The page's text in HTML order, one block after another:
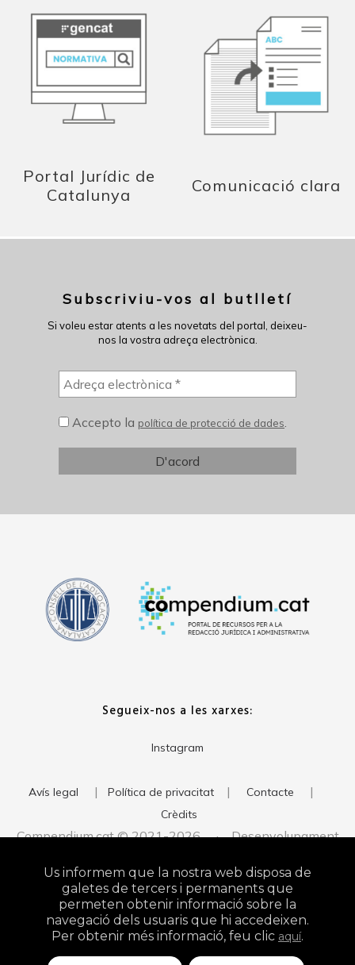
Portal Jurídic de
Catalunya
Comunicació clara
Subscriviu-vos al butlletí
Si voleu estar atents a les novetats del portal, deixeu-
nos la vostra adreça electrònica.
Accepto la política de protecció de dades.
Segueix-nos a les xarxes:
Instagram
Avís legal | Política de privacitat | Contacte |
Crèdits
Compendium.cat © 2021-2026 · Desenvolupament
Studio
Us informem que la nostra web disposa de
galetes de tercers i permanents que
permeten obtenir informació sobre la
navegació dels usuaris que hi accedeixen.
Per obtenir més informació, feu clic aquí.